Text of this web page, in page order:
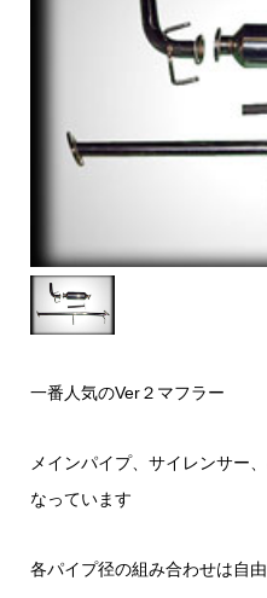
一番人気のVer２マフラー
メインパイプ、サイレンサー
なっています
各パイプ径の組み合わせは自